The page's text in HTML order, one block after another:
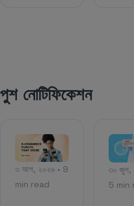
পুশ নোটিফিকেশন
৩ আগ, ২০২৬ • 9
min read
৩০ জুল,
5 min